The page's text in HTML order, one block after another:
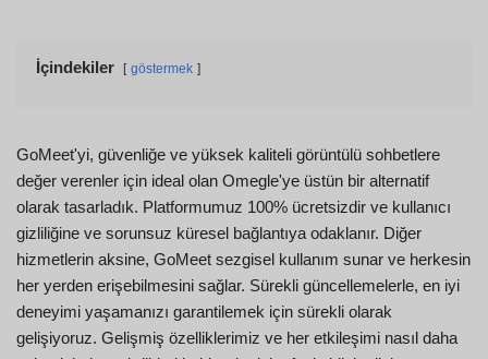
İçindekiler göstermek
GoMeet'yi, güvenliğe ve yüksek kaliteli görüntülü sohbetlere
değer verenler için ideal olan Omegle'ye üstün bir alternatif
olarak tasarladık. Platformumuz 100% ücretsizdir ve kullanıcı
gizliliğine ve sorunsuz küresel bağlantıya odaklanır. Diğer
hizmetlerin aksine, GoMeet sezgisel kullanım sunar ve herkesin
her yerden erişebilmesini sağlar. Sürekli güncellemelerle, en iyi
deneyimi yaşamanızı garantilemek için sürekli olarak
gelişiyoruz. Gelişmiş özelliklerimiz ve her etkileşimi nasıl daha